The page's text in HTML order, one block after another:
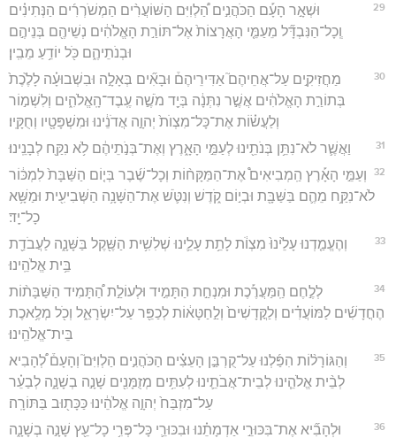
29
וּשְׁאָ֣ר הָעָ֡ם הַכֹּהֲנִ֣ים הַ֠לְוִיִּם הַשּׁוֹעֲרִ֨ים הַמְשֹׁרְרִ֜ים הַנְּתִינִ֗ים
וְֽכָל־הַנִּבְדָּ֞ל מֵעַמֵּ֤י הָאֲרָצוֹת֙ אֶל־תּוֹרַ֣ת הָאֱלֹהִ֔ים נְשֵׁיהֶ֖ם בְּנֵיהֶ֣ם
וּבְנֹתֵיהֶ֑ם כֹּ֖ל יוֹדֵ֥עַ מֵבִֽין׃
30
מַחֲזִיקִ֣ים עַל־אֲחֵיהֶם֮ אַדִּירֵיהֶם֒ וּבָאִ֞ים בְּאָלָ֣ה וּבִשְׁבוּעָ֗ה לָלֶ֙כֶת֙
בְּתוֹרַ֣ת הָאֱלֹהִ֔ים אֲשֶׁ֣ר נִתְּנָ֔ה בְּיַ֖ד מֹשֶׁ֣ה עֶֽבֶד־הָֽאֱלֹהִ֑ים וְלִשְׁמ֣וֹר
וְלַעֲשׂ֗וֹת אֶת־כָּל־מִצְוֺת֙ יְהוָ֣ה אֲדֹנֵ֔ינוּ וּמִשְׁפָּטָ֖יו וְחֻקָּֽיו׃
31 וַאֲשֶׁ֛ר לֹא־נִתֵּ֥ן בְּנֹתֵ֖ינוּ לְעַמֵּ֣י הָאָ֑רֶץ וְאֶת־בְּנֹ֣תֵיהֶ֔ם לֹ֥א נִקַּ֖ח לְבָנֵֽינוּ׃
32
וְעַמֵּ֣י הָאָ֡רֶץ הַֽמְבִיאִים֩ אֶת־הַמַּקָּח֨וֹת וְכָל־שֶׁ֜בֶר בְּי֤וֹם הַשַּׁבָּת֙ לִמְכּ֔וֹר
לֹא־נִקַּ֥ח מֵהֶ֛ם בַּשַּׁבָּ֖ת וּבְי֣וֹם קֹ֑דֶשׁ וְנִטֹּ֛שׁ אֶת־הַשָּׁנָ֥ה הַשְּׁבִיעִ֖ית וּמַשָּׁ֥א
כָל־יָֽד׃
33
וְהֶעֱמַ֤דְנוּ עָלֵ֙ינוּ֙ מִצְוֺ֔ת לָתֵ֥ת עָלֵ֛ינוּ שְׁלִשִׁ֥ית הַשֶּׁ֖קֶל בַּשָּׁנָ֑ה לַעֲבֹדַ֖ת
בֵּ֥ית אֱלֹהֵֽינוּ׃
34
לְלֶ֣חֶם הַֽמַּעֲרֶ֡כֶת וּמִנְחַ֣ת הַתָּמִ֣יד וּלְעוֹלַ֣ת הַ֠תָּמִיד הַשַּׁבָּת֨וֹת
הֶחֳדָשִׁ֜ים לַמּוֹעֲדִ֗ים וְלַקֳּדָשִׁים֙ וְלַ֣חַטָּא֔וֹת לְכַפֵּ֖ר עַל־יִשְׂרָאֵ֑ל וְכֹ֖ל מְלֶ֥אכֶת
בֵּית־אֱלֹהֵֽינוּ׃
35
וְהַגּוֹרָל֨וֹת הִפַּ֜לְנוּ עַל־קֻרְבַּ֣ן הָעֵצִ֗ים הַכֹּהֲנִ֣ים הַלְוִיִּם֮ וְהָעָם֒ לְ֠הָבִיא
לְבֵ֨ית אֱלֹהֵ֧ינוּ לְבֵית־אֲבֹתֵ֛ינוּ לְעִתִּ֥ים מְזֻמָּנִ֖ים שָׁנָ֣ה בְשָׁנָ֑ה לְבַעֵ֗ר
עַל־מִזְבַּח֙ יְהוָ֣ה אֱלֹהֵ֔ינוּ כַּכָּת֖וּב בַּתּוֹרָֽה׃
36
וּלְהָבִ֞יא אֶת־בִּכּוּרֵ֣י אַדְמָתֵ֗נוּ וּבִכּוּרֵ֛י כָּל־פְּרִ֥י כָל־עֵ֖ץ שָׁנָ֣ה בְשָׁנָ֑ה